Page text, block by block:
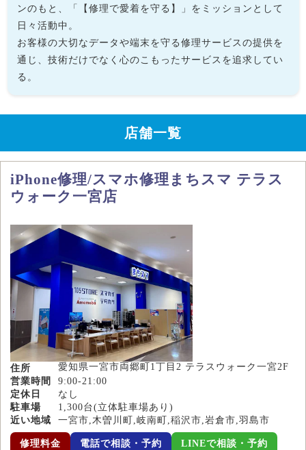
ンのもと、「【修理で愛着を守る】」をミッションとして
日々活動中。
お客様の大切なデータや端末を守る修理サービスの提供を
通じ、技術だけでなく心のこもったサービスを追求してい
る。
店舗一覧
iPhone修理/スマホ修理まちスマ テラス
ウォーク一宮店
住所
愛知県一宮市両郷町1丁目2 テラスウォーク一宮2F
営業時間
9:00-21:00
定休日
なし
駐車場
1,300台(立体駐車場あり)
近い地域
一宮市,木曽川町,岐南町,稲沢市,岩倉市,羽島市
修理料金 電話で相談・予約 LINEで相談・予約